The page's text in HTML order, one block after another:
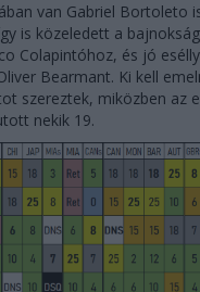
van Gabriel Bortoleto
is közeledett a
Colapintóhoz, és jó
Bearmant. Ki kell
szereztek, miközben az
nekik 19.